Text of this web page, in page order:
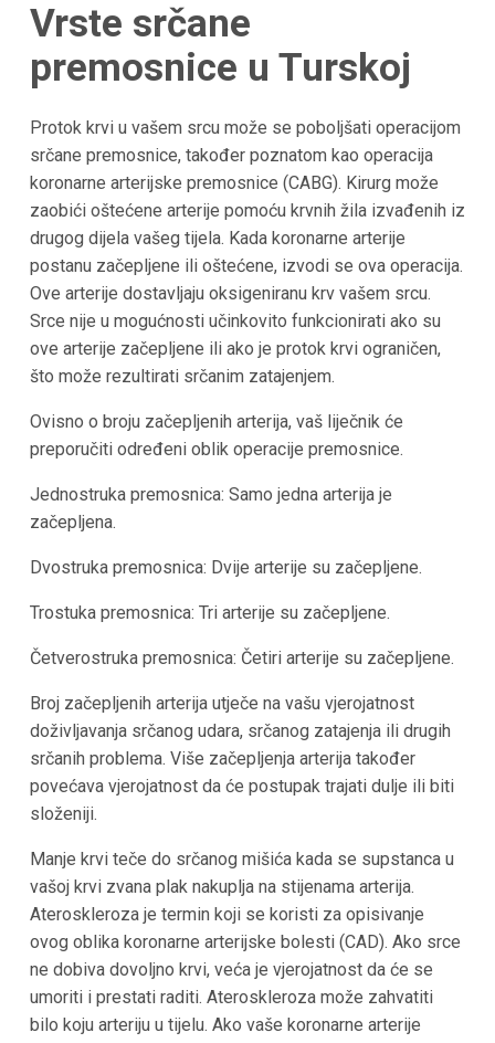
Vrste srčane
premosnice u Turskoj
Protok krvi u vašem srcu može se poboljšati operacijom
srčane premosnice, također poznatom kao operacija
koronarne arterijske premosnice (CABG). Kirurg može
zaobići oštećene arterije pomoću krvnih žila izvađenih iz
drugog dijela vašeg tijela. Kada koronarne arterije
postanu začepljene ili oštećene, izvodi se ova operacija.
Ove arterije dostavljaju oksigeniranu krv vašem srcu.
Srce nije u mogućnosti učinkovito funkcionirati ako su
ove arterije začepljene ili ako je protok krvi ograničen,
što može rezultirati srčanim zatajenjem.
Ovisno o broju začepljenih arterija, vaš liječnik će
preporučiti određeni oblik operacije premosnice.
Jednostruka premosnica: Samo jedna arterija je
začepljena.
Dvostruka premosnica: Dvije arterije su začepljene.
Trostuka premosnica: Tri arterije su začepljene.
Četverostruka premosnica: Četiri arterije su začepljene.
Broj začepljenih arterija utječe na vašu vjerojatnost
doživljavanja srčanog udara, srčanog zatajenja ili drugih
srčanih problema. Više začepljenja arterija također
povećava vjerojatnost da će postupak trajati dulje ili biti
složeniji.
Manje krvi teče do srčanog mišića kada se supstanca u
vašoj krvi zvana plak nakuplja na stijenama arterija.
Ateroskleroza je termin koji se koristi za opisivanje
ovog oblika koronarne arterijske bolesti (CAD). Ako srce
ne dobiva dovoljno krvi, veća je vjerojatnost da će se
umoriti i prestati raditi. Ateroskleroza može zahvatiti
bilo koju arteriju u tijelu. Ako vaše koronarne arterije